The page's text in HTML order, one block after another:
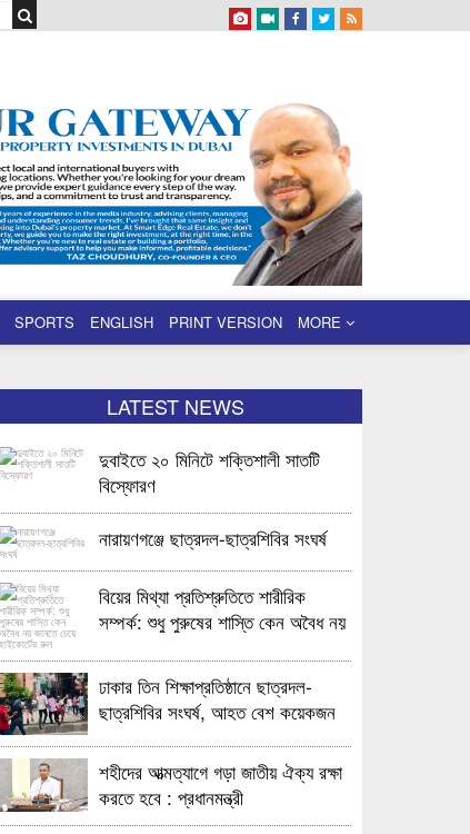
SPORTS ENGLISH PRINT VERSION MORE
LATEST NEWS
দুবাইতে ২০ মিনিটে শক্তিশালী সাতটি
বিস্ফোরণ
নারায়ণগঞ্জে ছাত্রদল-ছাত্রশিবির সংঘর্ষ
বিয়ের মিথ্যা প্রতিশ্রুতিতে শারীরিক
সম্পর্ক: শুধু পুরুষের শাস্তি কেন অবৈধ নয়
ঢাকার তিন শিক্ষাপ্রতিষ্ঠানে ছাত্রদল-
ছাত্রশিবির সংঘর্ষ, আহত বেশ কয়েকজন
শহীদের আত্মত্যাগে গড়া জাতীয় ঐক্য রক্ষা
করতে হবে : প্রধানমন্ত্রী